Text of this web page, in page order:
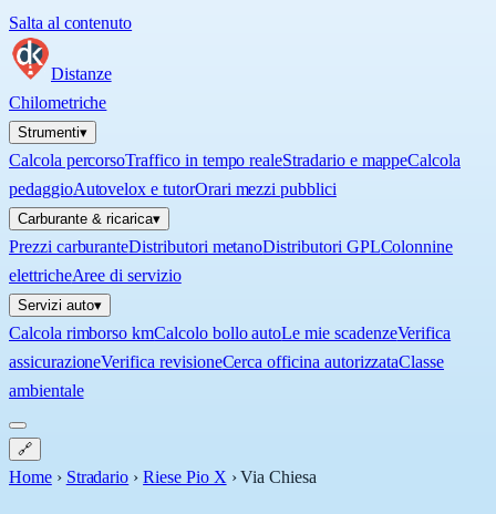
Salta al contenuto
Distanze
Chilometriche
Strumenti▾
Calcola percorsoTraffico in tempo realeStradario e mappeCalcola
pedaggioAutovelox e tutorOrari mezzi pubblici
Carburante & ricarica▾
Prezzi carburanteDistributori metanoDistributori GPLColonnine
elettricheAree di servizio
Servizi auto▾
Calcola rimborso kmCalcolo bollo autoLe mie scadenzeVerifica
assicurazioneVerifica revisioneCerca officina autorizzataClasse
ambientale
🔗
Home › Stradario › Riese Pio X ›Via Chiesa